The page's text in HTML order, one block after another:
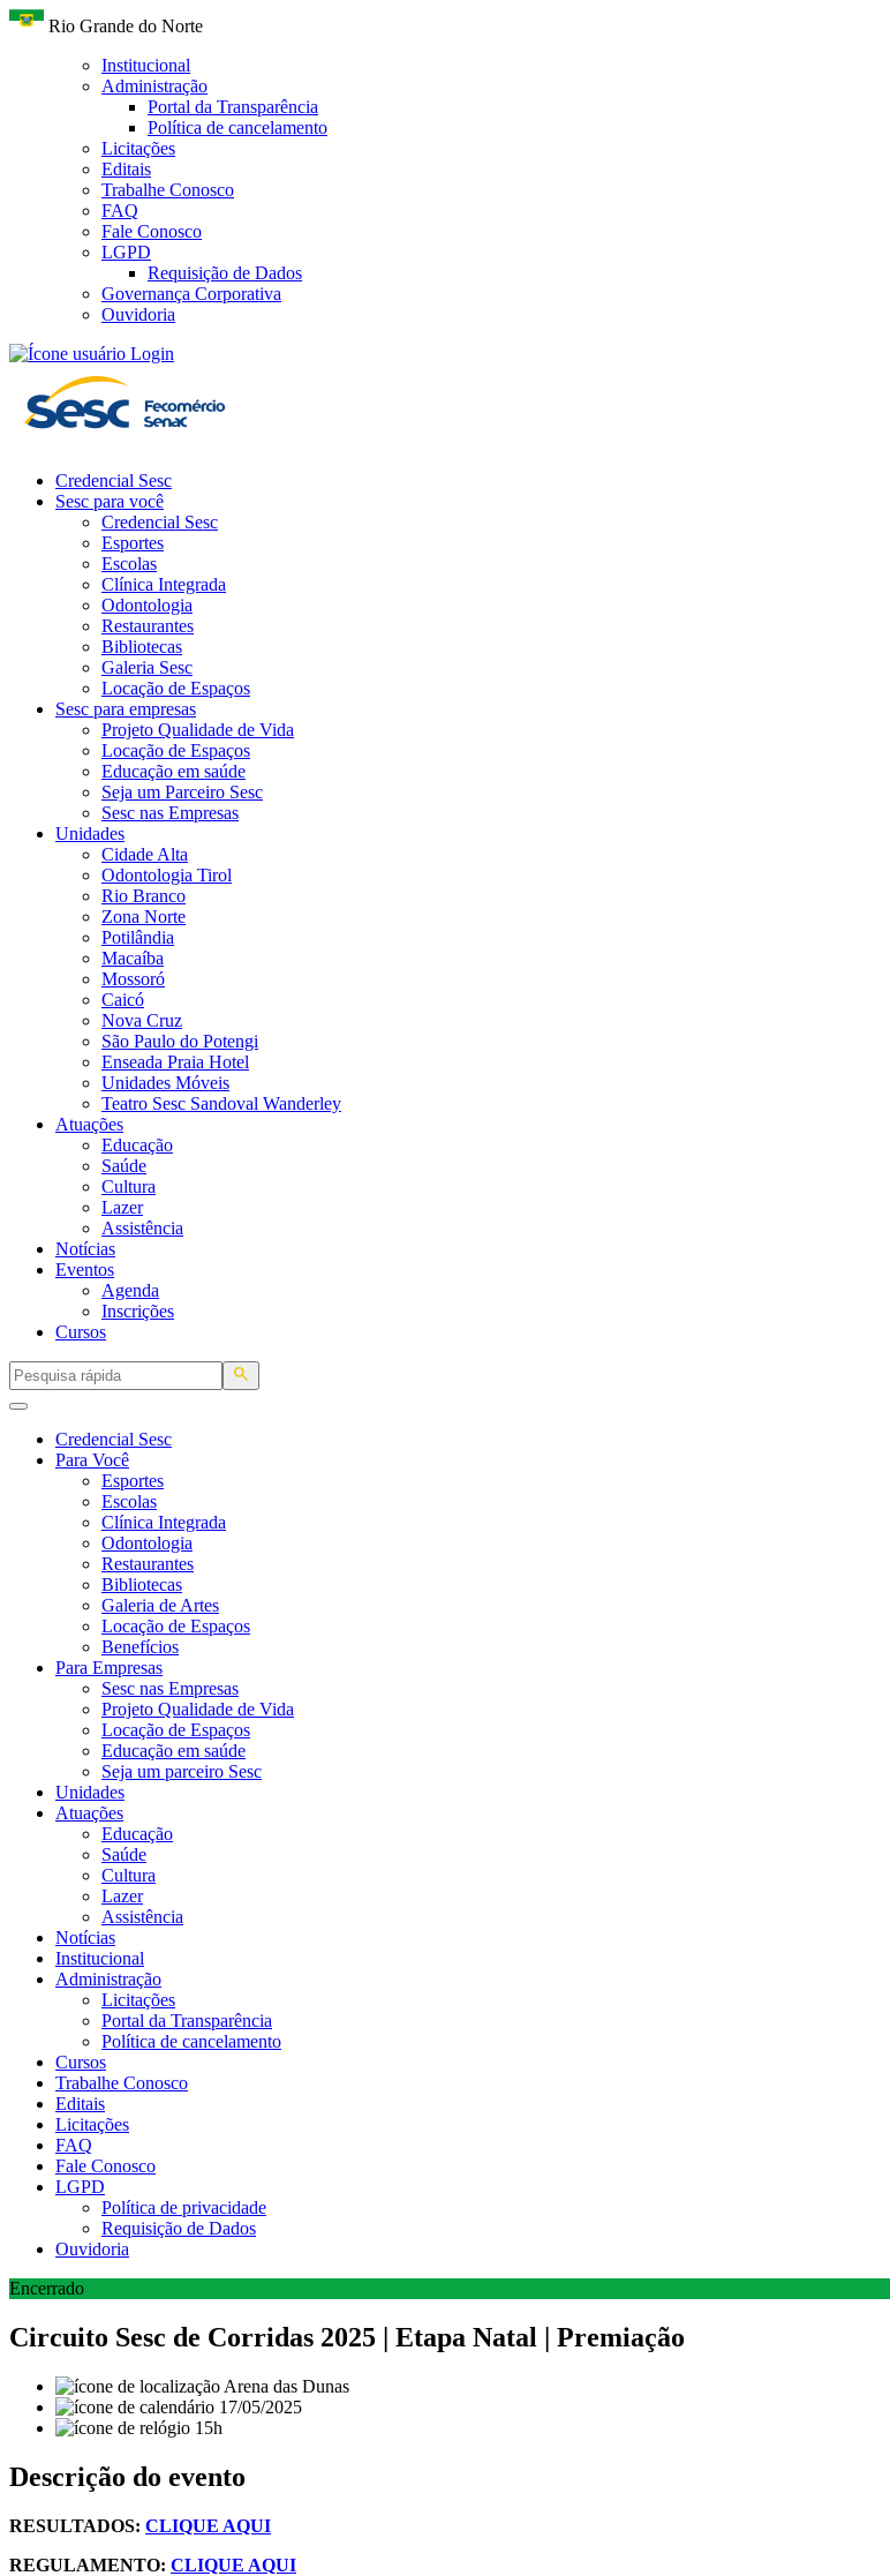
Rio Grande do Norte
Institucional
Administração
Portal da Transparência
Política de cancelamento
Licitações
Editais
Trabalhe Conosco
FAQ
Fale Conosco
LGPD
Requisição de Dados
Governança Corporativa
Ouvidoria
Login
Credencial Sesc
Sesc para você
Credencial Sesc
Esportes
Escolas
Clínica Integrada
Odontologia
Restaurantes
Bibliotecas
Galeria Sesc
Locação de Espaços
Sesc para empresas
Projeto Qualidade de Vida
Locação de Espaços
Educação em saúde
Seja um Parceiro Sesc
Sesc nas Empresas
Unidades
Cidade Alta
Odontologia Tirol
Rio Branco
Zona Norte
Potilândia
Macaíba
Mossoró
Caicó
Nova Cruz
São Paulo do Potengi
Enseada Praia Hotel
Unidades Móveis
Teatro Sesc Sandoval Wanderley
Atuações
Educação
Saúde
Cultura
Lazer
Assistência
Notícias
Eventos
Agenda
Inscrições
Cursos
Credencial Sesc
Para Você
Esportes
Escolas
Clínica Integrada
Odontologia
Restaurantes
Bibliotecas
Galeria de Artes
Locação de Espaços
Benefícios
Para Empresas
Sesc nas Empresas
Projeto Qualidade de Vida
Locação de Espaços
Educação em saúde
Seja um parceiro Sesc
Unidades
Atuações
Educação
Saúde
Cultura
Lazer
Assistência
Notícias
Institucional
Administração
Licitações
Portal da Transparência
Política de cancelamento
Cursos
Trabalhe Conosco
Editais
Licitações
FAQ
Fale Conosco
LGPD
Política de privacidade
Requisição de Dados
Ouvidoria
Encerrado
Circuito Sesc de Corridas 2025 | Etapa Natal | Premiação
Arena das Dunas
17/05/2025
15h
Descrição do evento
RESULTADOS: CLIQUE AQUI
REGULAMENTO: CLIQUE AQUI